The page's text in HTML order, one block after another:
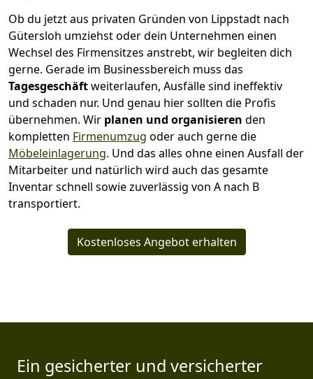
Ob du jetzt aus privaten Gründen von Lippstadt nach
Gütersloh umziehst oder dein Unternehmen einen
Wechsel des Firmensitzes anstrebt, wir begleiten dich
gerne. Gerade im Businessbereich muss das
Tagesgeschäftweiterlaufen, Ausfälle sind ineffektiv
und schaden nur. Und genau hier sollten die Profis
übernehmen. Wir planen und organisieren den
kompletten Firmenumzug oder auch gerne die
Möbeleinlagerung. Und das alles ohne einen Ausfall der
Mitarbeiter und natürlich wird auch das gesamte
Inventar schnell sowie zuverlässig von A nach B
transportiert.
Kostenloses Angebot erhalten
Ein gesicherter und versicherter